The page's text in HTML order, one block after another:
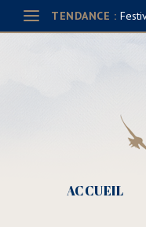
TENDANCE :
ACCUEIL